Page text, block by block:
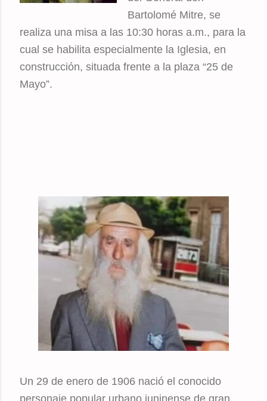
Bartolomé Mitre, se
realiza una misa a las 10:30 horas a.m., para la
cual se habilita especialmente la Iglesia, en
construcción, situada frente a la plaza “25 de
Mayo”.
Un 29 de enero de 1906 nació el conocido
personaje popular urbano juninense de gran